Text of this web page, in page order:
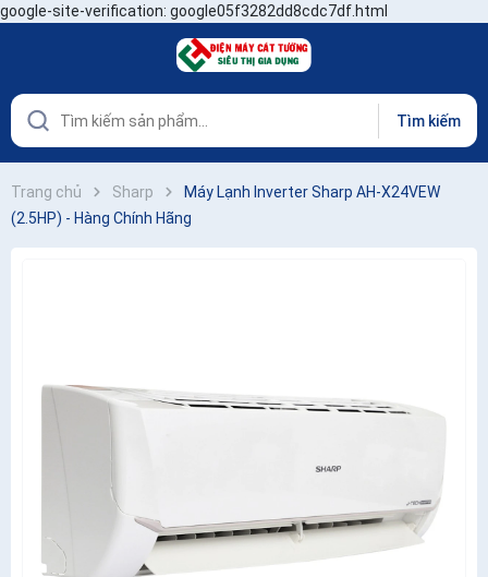
google-site-verification: google05f3282dd8cdc7df.html
Tìm kiếm
Trang chủ Sharp
Máy Lạnh Inverter Sharp AH-X24VEW
(2.5HP) - Hàng Chính Hãng